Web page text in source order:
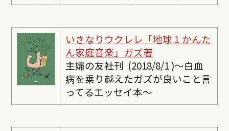
いきなりウクレレ「地球１かんた
ん家庭音楽」ガズ著
主婦の友社刊 (2018/8/1 )〜白血
病を乗り越えたガズが良いこと言
ってるエッセイ本〜